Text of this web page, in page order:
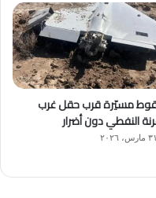
مسيّرة قرب حقل غرب
النفطي دون أضرار
٣١ مارس، ٢٠٢٦